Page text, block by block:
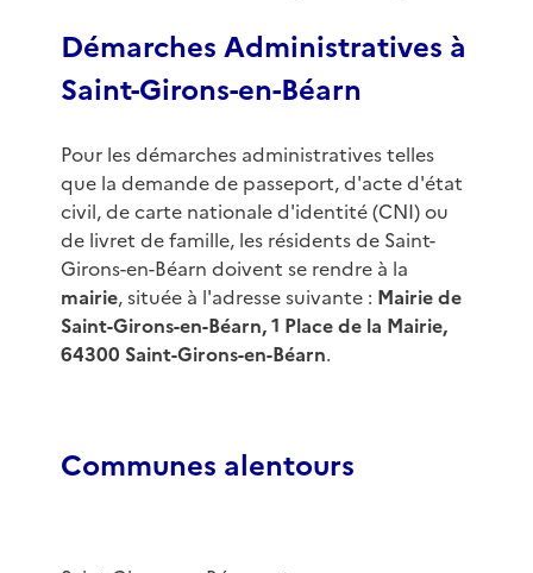
Démarches Administratives à
Saint-Girons-en-Béarn
Pour les démarches administratives telles
que la demande de passeport, d'acte d'état
civil, de carte nationale d'identité (CNI) ou
de livret de famille, les résidents de Saint-
Girons-en-Béarn doivent se rendre à la
mairie, située à l'adresse suivante : Mairie de
Saint-Girons-en-Béarn, 1 Place de la Mairie,
64300 Saint-Girons-en-Béarn.
Communes alentours